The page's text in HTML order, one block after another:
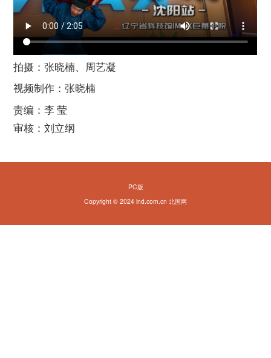
拍摄：张晓楠、周艺凝
视频制作：张晓楠
责编：李 莹
审核：刘立纲
PC版
Copyright © 2024 lnd.com.cn 北国网